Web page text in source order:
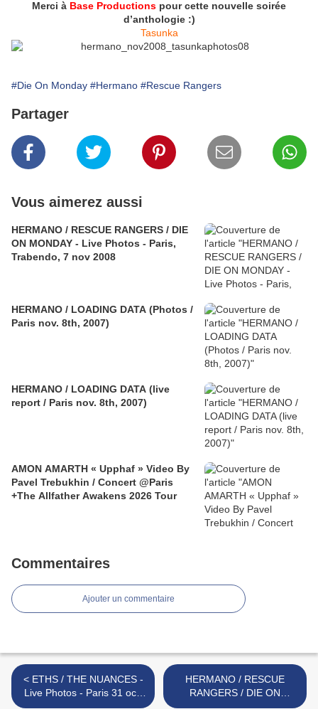
Merci à Base Productions pour cette nouvelle soirée
d’anthologie :)
Tasunka
#Die On Monday #Hermano #Rescue Rangers
Partager
Vous aimerez aussi
HERMANO / RESCUE RANGERS / DIE
ON MONDAY - Live Photos - Paris,
Trabendo, 7 nov 2008
HERMANO / LOADING DATA (Photos /
Paris nov. 8th, 2007)
HERMANO / LOADING DATA (live
report / Paris nov. 8th, 2007)
AMON AMARTH « Upphaf » Video By
Pavel Trebukhin / Concert @Paris
+The Allfather Awakens 2026 Tour
Commentaires
Ajouter un commentaire
< ETHS / THE NUANCES -
Live Photos - Paris 31 oct.
2008
HERMANO / RESCUE
RANGERS / DIE ON
MONDAY - Live Photos -